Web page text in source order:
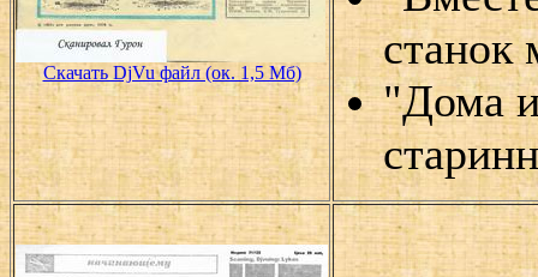
Скачать DjVu файл (ок. 1,5 Мб)
станок
"Дома